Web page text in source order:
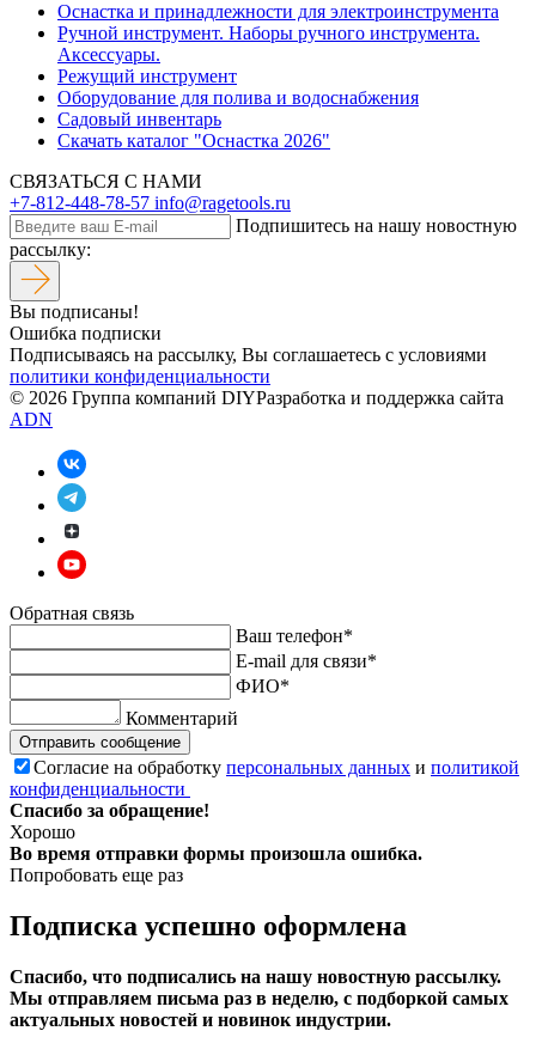
Оснастка и принадлежности для электроинструмента
Ручной инструмент. Наборы ручного инструмента.
Аксессуары.
Режущий инструмент
Оборудование для полива и водоснабжения
Садовый инвентарь
Скачать каталог "Оснастка 2026"
СВЯЗАТЬСЯ С НАМИ
+7-812-448-78-57 info@ragetools.ru
Подпишитесь на нашу новостную
рассылку:
Вы подписаны!
Ошибка подписки
Подписываясь на рассылку, Вы соглашаетесь c условиями
политики конфиденциальности
© 2026 Группа компаний DIYРазработка и поддержка сайта
ADN
Обратная связь
Ваш телефон*
E-mail для связи*
ФИО*
Комментарий
Отправить сообщение
Согласие на обработку персональных данных и политикой
конфиденциальности
Спасибо за обращение!
Хорошо
Во время отправки формы произошла ошибка.
Попробовать еще раз
Подписка успешно оформлена
Спасибо, что подписались на нашу новостную рассылку.
Мы отправляем письма раз в неделю, с подборкой самых
актуальных новостей и новинок индустрии.